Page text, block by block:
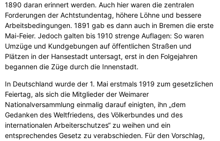
1890 daran erinnert werden. Auch hier waren die zentralen
Forderungen der Achtstundentag, höhere Löhne und bessere
Arbeitsbedingungen. 1891 gab es dann auch in Bremen die erste
Mai-Feier. Jedoch galten bis 1910 strenge Auflagen: So waren
Umzüge und Kundgebungen auf öffentlichen Straßen und
Plätzen in der Hansestadt untersagt, erst in den Folgejahren
begannen die Züge durch die Innenstadt.
In Deutschland wurde der 1. Mai erstmals 1919 zum gesetzlichen
Feiertag, als sich die Mitglieder der Weimarer
Nationalversammlung einmalig darauf einigten, ihn „dem
Gedanken des Weltfriedens, des Völkerbundes und des
internationalen Arbeiterschutzes“ zu weihen und ein
entsprechendes Gesetz zu verabschieden. Für den Vorschlag,